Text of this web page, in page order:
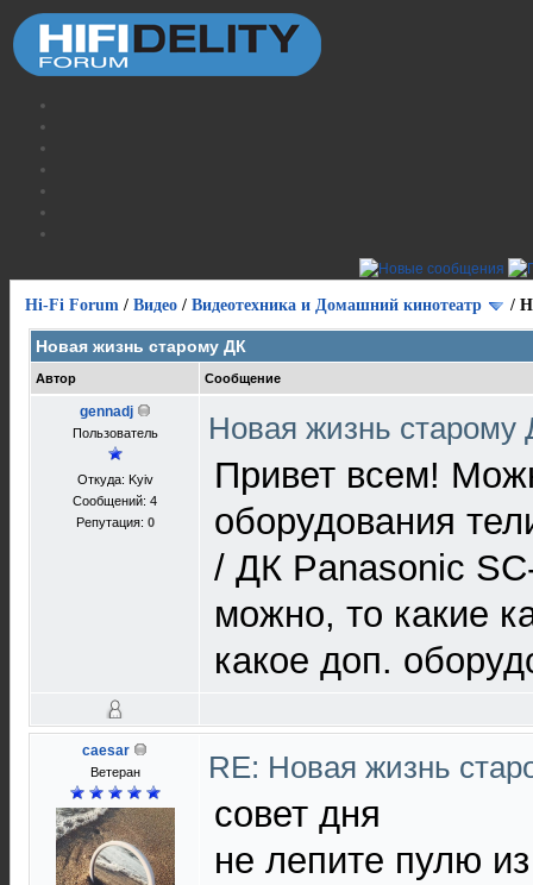
Hi-Fi Forum / Видео / Видеотехника и Домашний кинотеатр /
Новая жизнь старому ДК
Автор Сообщение
gennadj
Пользователь
Откуда: Kyiv
Сообщений: 4
Репутация: 0
Новая жизнь
Привет всем!
оборудования
/ ДК Panasonic
можно, то какие
какое доп.
caesar
Ветеран RE: Новая жизнь
совет дня
не лепите пулю